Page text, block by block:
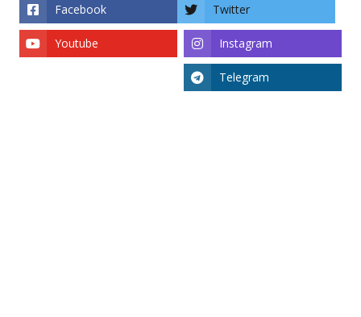
Facebook Twitter
Instagram
Youtube
Telegram